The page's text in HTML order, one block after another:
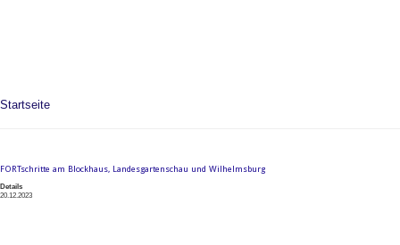
Startseite
FORTschritte am Blockhaus, Landesgartenschau und Wilhelmsburg
Details
20.12.2023